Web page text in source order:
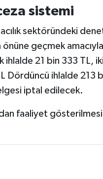
sistemi
sektöründeki
önüne geçmek amacıyla
ihlalde 21 bin 333 TL,
Dördüncü ihlalde 213
iptal edilecek.
faaliyet